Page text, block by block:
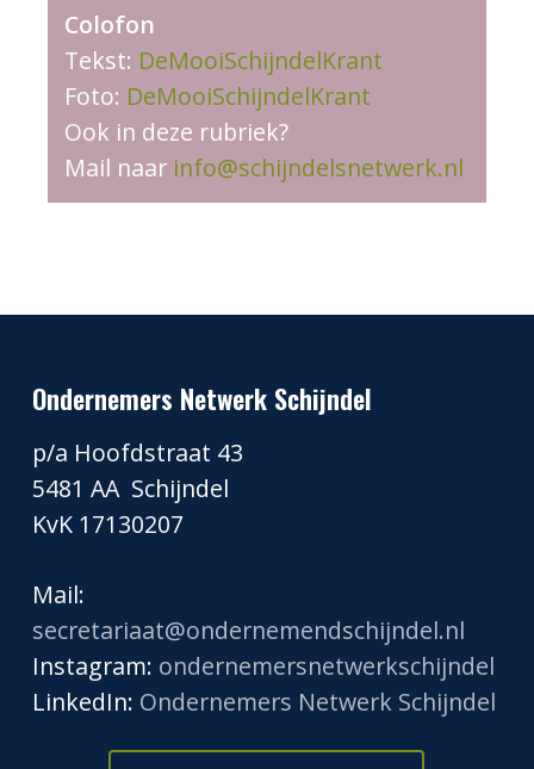
Colofon
Tekst: DeMooiSchijndelKrant
Foto: DeMooiSchijndelKrant
Ook in deze rubriek?
Mail naar info@schijndelsnetwerk.nl
Ondernemers Netwerk Schijndel
p/a Hoofdstraat 43
5481 AA Schijndel
KvK 17130207
Mail:
secretariaat@ondernemendschijndel.nl
Instagram: ondernemersnetwerkschijndel
LinkedIn: Ondernemers Netwerk Schijndel